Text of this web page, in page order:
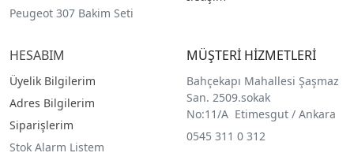
Peugeot 307 Bakim Seti
HESABIM
Üyelik Bilgilerim
Adres Bilgilerim
Siparişlerim
Stok Alarm Listem
MÜŞTERİ HİZMETLERİ
Bahçekapı Mahallesi Şaşmaz
San. 2509.sokak
No:11/A Etimesgut / Ankara
0545 311 0 312